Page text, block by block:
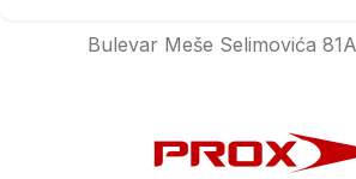
Bulevar Meše Selimovića